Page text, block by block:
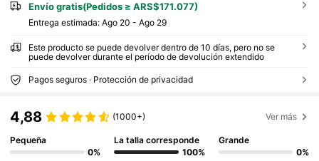
Envío gratis(Pedidos ≥ ARS$171.077)
Entrega estimada: Ago 20 - Ago 29
Este producto se puede devolver dentro de 10 días, pero no se
puede devolver durante el período de devolución extendido
Pagos seguros · Protección de privacidad
4,88 (1000+) Ver más
Pequeña
0%
La talla corresponde
100%
Grande
0%